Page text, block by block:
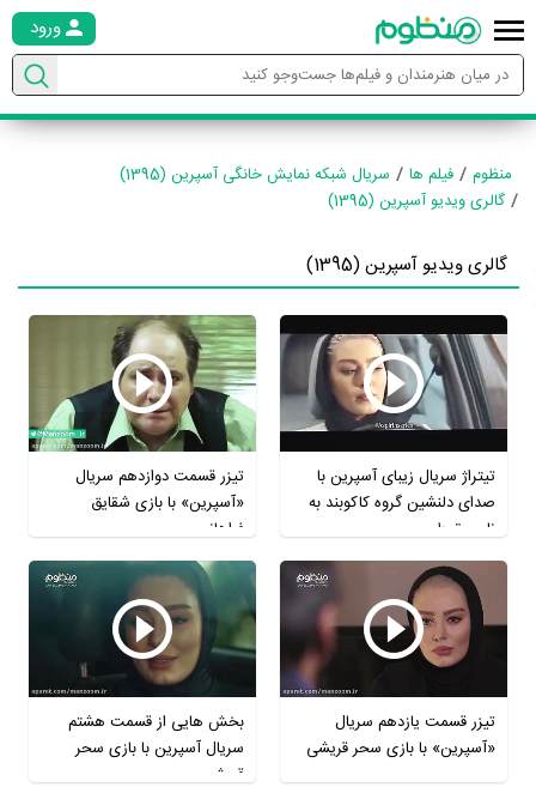
ورود
منظوم فیلم ها
سریال شبکه نمایش خانگی آسپرین (1395)
گالری ویدیو آسپرین (1395)
گالری ویدیو آسپرین (1395)
تیتراژ سریال زیبای آسپرین با
صدای دلنشین گروه کاکوبند به
نام سقوط
تیزر قسمت دوازدهم سریال
«آسپرین» با بازی شقایق
فراهانی
تیزر قسمت یازدهم سریال
«آسپرین» با بازی سحر قریشی
بخش هایی از قسمت هشتم
سریال آسپرین با بازی سحر
قریشی